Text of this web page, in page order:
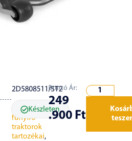
2D5808511/ST2
Frontkaszás
fűnyíró
traktorok
tartozékai,
Készleten
Bruttó Ár:
249
.900 Ft